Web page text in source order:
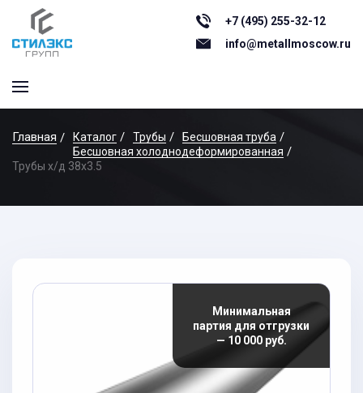
+7 (495) 255-32-12
info@metallmoscow.ru
Главная Каталог Трубы
Бесшовная труба
Бесшовная холоднодеформированная
Трубы х/д 38x3.5
Минимальная
партия для отгрузки
— 10 000 руб.